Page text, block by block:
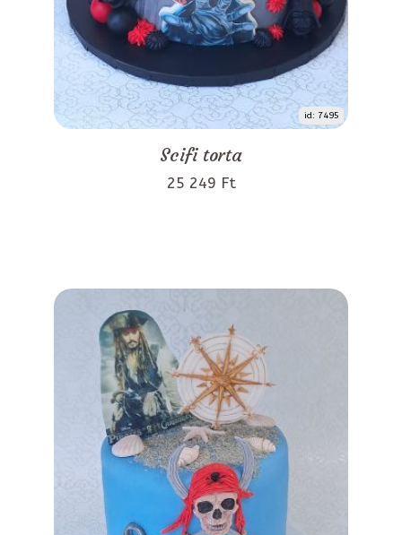
id: 7495
Scifi torta
25 249 Ft